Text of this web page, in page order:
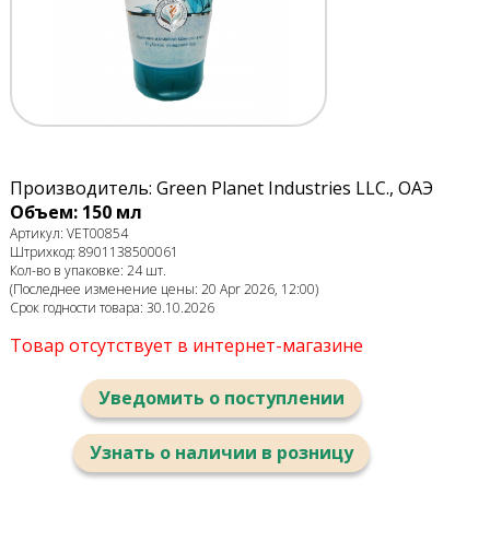
Производитель: Green Planet Industries LLC., ОАЭ
Объем: 150 мл
Артикул: VET00854
Штрихкод: 8901138500061
Кол-во в упаковке: 24 шт.
(Последнее изменение цены: 20 Apr 2026, 12:00)
Срок годности товара: 30.10.2026
Товар отсутствует в интернет-магазине
Уведомить о поступлении
Узнать о наличии в розницу